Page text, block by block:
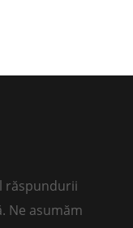
răspundurii
Ne asumăm